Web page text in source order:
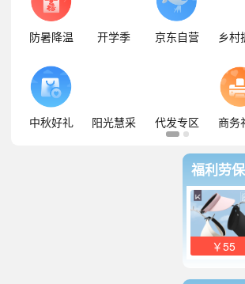
防暑降温 开学季 京东自营 乡村
中秋好礼 阳光慧采 代发专区 商务
福利劳保
￥55